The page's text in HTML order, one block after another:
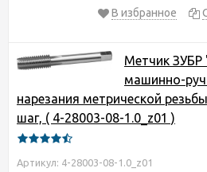
В избранное
Метчик
машинно-
нарезания метрической
шаг, ( 4-28003-08-1.0_z01 )
Артикул: 4-28003-08-1.0_z01